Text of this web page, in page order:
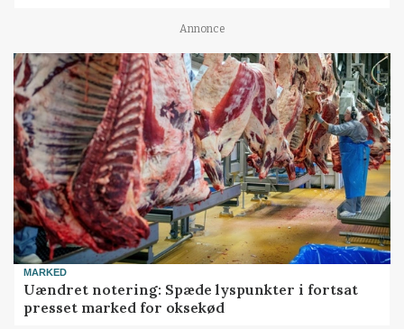
Annonce
MARKED
Uændret notering: Spæde lyspunkter i fortsat
presset marked for oksekød